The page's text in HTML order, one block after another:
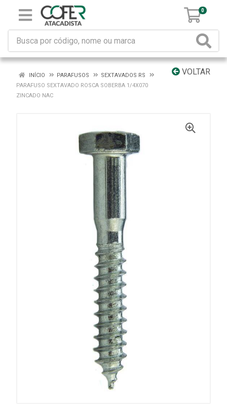
0
VOLTAR
INÍCIO PARAFUSOS
SEXTAVADOS RS
PARAFUSO SEXTAVADO ROSCA SOBERBA 1/4X070
ZINCADO NAC